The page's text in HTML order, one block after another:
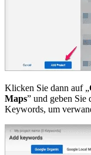
Klicken Sie dann auf „
Maps” und geben Sie
Keywords, um